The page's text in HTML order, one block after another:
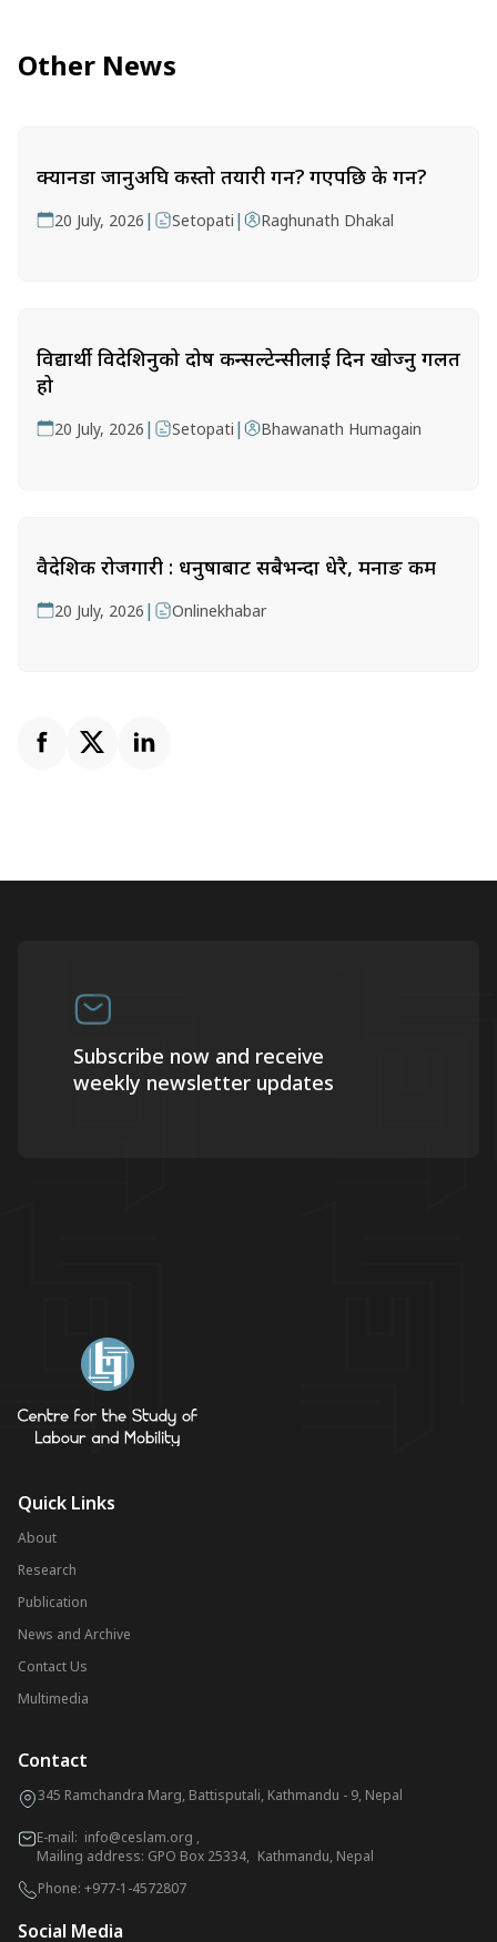
Other News
क्यानडा जानुअघि कस्तो तयारी गर्ने? गएपछि के गर्ने?
20 July, 2026 | Setopati | Raghunath Dhakal
विद्यार्थी विदेशिनुको दोष कन्सल्टेन्सीलाई दिन खोज्नु गलत
हो
20 July, 2026 | Setopati | Bhawanath Humagain
वैदेशिक रोजगारी : धनुषाबाट सबैभन्दा धेरै, मनाङ कम
20 July, 2026 | Onlinekhabar
Subscribe now and receive
weekly newsletter updates
Quick Links
About
Research
Publication
News and Archive
Contact Us
Multimedia
Contact
345 Ramchandra Marg, Battisputali, Kathmandu - 9, Nepal
E-mail: info@ceslam.org ,
Mailing address: GPO Box 25334, Kathmandu, Nepal
Phone: +977-1-4572807
Social Media